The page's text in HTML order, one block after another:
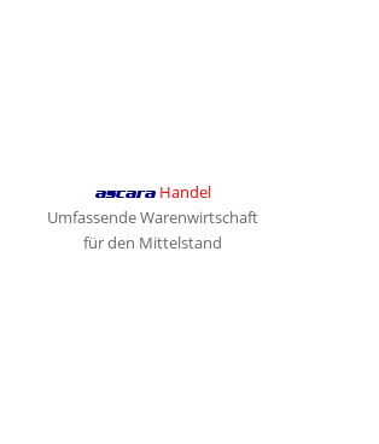
ascara Handel
Umfassende Warenwirtschaft
für den Mittelstand